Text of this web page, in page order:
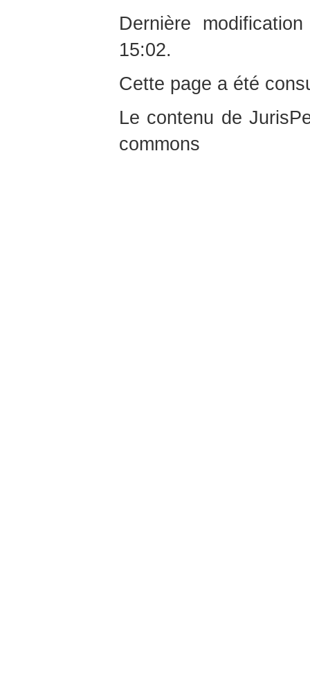
Dernière
15:02.
Cette page a été
Le contenu de
commons